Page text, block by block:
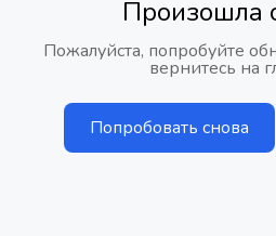
Произошла
Пожалуйста, попробуйте
вернитесь на
Попробовать снова